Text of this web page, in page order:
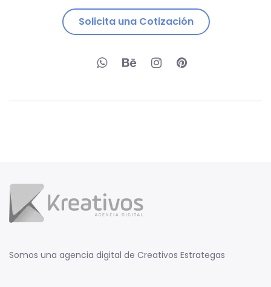
Solicita una Cotización
Somos una agencia digital de Creativos Estrategas